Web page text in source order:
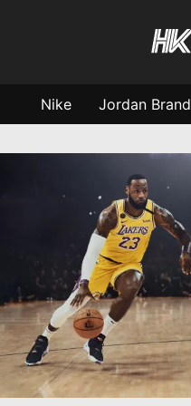
Nike Jordan Brand